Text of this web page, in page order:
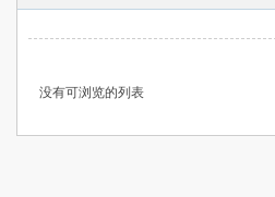
没有可浏览的列表